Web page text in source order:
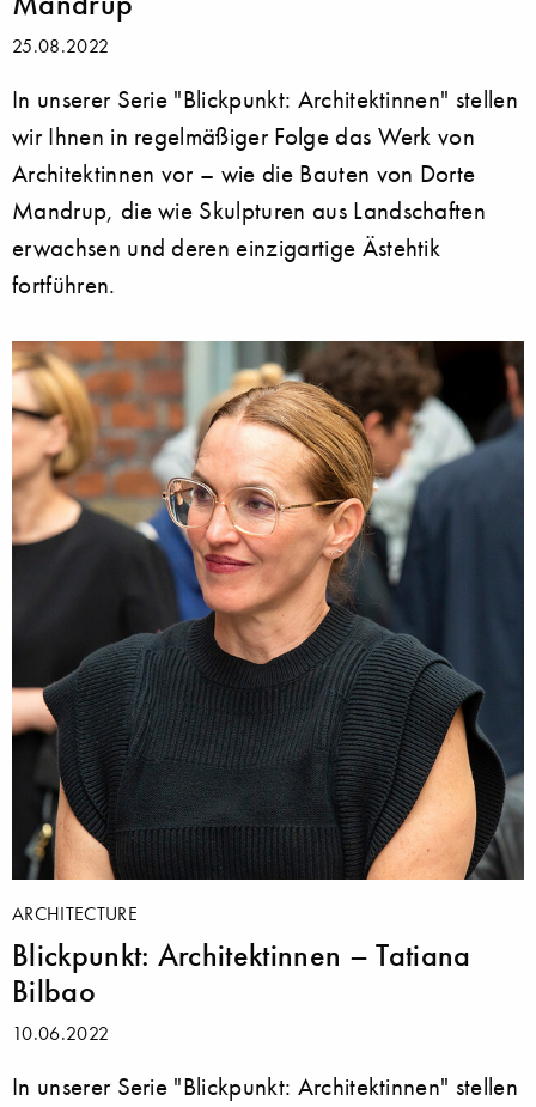
25.08.2022
In unserer Serie "Blickpunkt: Architektinnen" stellen
wir Ihnen in regelmäßiger Folge das Werk von
Architektinnen vor – wie die Bauten von Dorte
Mandrup, die wie Skulpturen aus Landschaften
erwachsen und deren einzigartige Ästehtik
fortführen.
ARCHITECTURE
Blickpunkt: Architektinnen – Tatiana
Bilbao
10.06.2022
In unserer Serie "Blickpunkt: Architektinnen" stellen